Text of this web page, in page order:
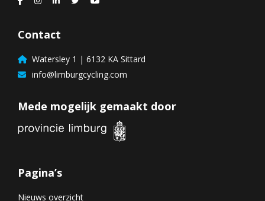
Contact
Watersley 1 | 6132 KA Sittard
info@limburgcycling.com
Mede mogelijk gemaakt door
Pagina’s
Nieuws overzicht